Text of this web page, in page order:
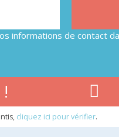
informations de contact
cliquez ici pour vérifier.